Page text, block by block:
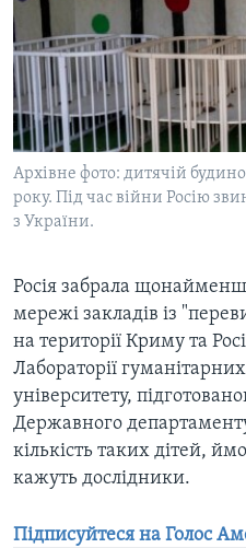
СУСПІЛЬСТВО
ЕКОНОМІКА
ІСТОРІЇ УСПІХУ УКРАЇНЦІВ
ТЕЛЕПРОГРАМИ
ЧАС-TIME
БРИФІНГ ГОЛОСУ
СТУДІЯ ВАШИНГТОН
ВІКНО В АМЕРИКУ
ПОГЛЯД З ВАШИНГТОНА
ENGLISH
Learning English
МИ В СОЦМЕРЕЖАХ
Архівне фото: дитячій
року. Під час війни Росію
з України.
Росія забрала
мережі закладів із
на території Криму та
Лабораторії
університету,
Державного
кількість таких дітей,
кажуть дослідники.
Підписуйтеся на Голос